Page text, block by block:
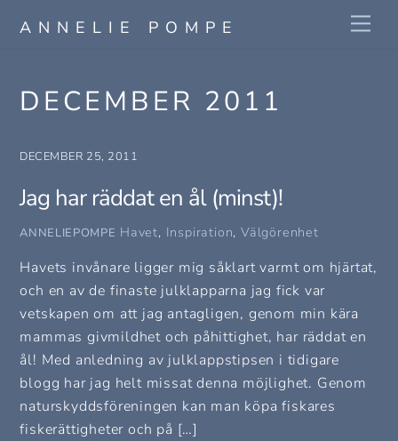
ANNELIE POMPE
DECEMBER 2011
DECEMBER 25, 2011
Jag har räddat en ål (minst)!
ANNELIEPOMPE Havet, Inspiration,Välgörenhet
Havets invånare ligger mig såklart varmt om hjärtat,
och en av de finaste julklapparna jag fick var
vetskapen om att jag antagligen, genom min kära
mammas givmildhet och påhittighet, har räddat en
ål! Med anledning av julklappstipsen i tidigare
blogg har jag helt missat denna möjlighet. Genom
naturskyddsföreningen kan man köpa fiskares
fiskerättigheter och på […]